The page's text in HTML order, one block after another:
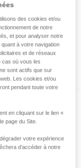
PLATO
des cookies et/ou
de notre
et pour analyser notre
à votre navigation
et de réseaux
cas où vous les
sont actifs que sur
Les cookies et/ou
pendant toute votre
en cliquant sur le lien «
page du Site.
votre expérience
d’accéder à notre